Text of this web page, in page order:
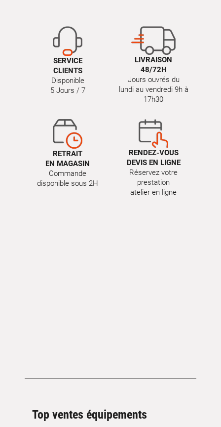
SERVICE
CLIENTS
Disponible
5 Jours / 7
LIVRAISON
48/72H
Jours ouvrés du
lundi au vendredi 9h à
17h30
RETRAIT
EN MAGASIN
Commande
disponible sous 2H
RENDEZ-VOUS
DEVIS EN LIGNE
Réservez votre
prestation
atelier en ligne
Top ventes équipements